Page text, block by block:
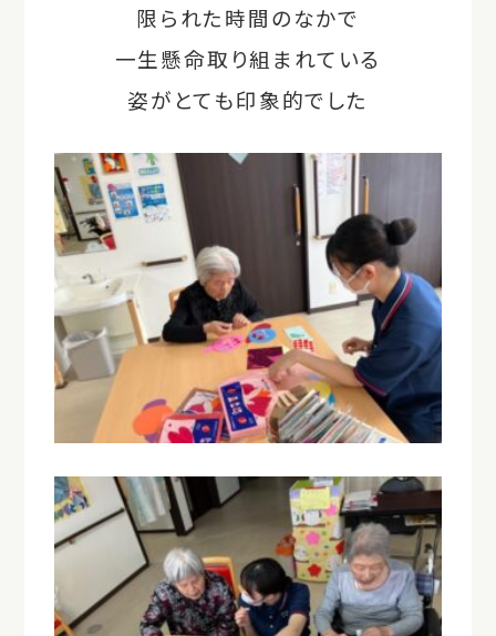
限られた時間のなかで
一生懸命取り組まれている
姿がとても印象的でした